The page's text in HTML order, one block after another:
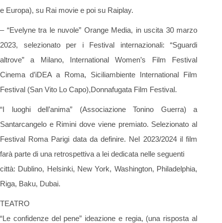
e Europa), su Rai movie e poi su Raiplay.
– “Evelyne tra le nuvole” Orange Media, in uscita 30 marzo
2023, selezionato per i Festival internazionali: “Sguardi
altrove” a Milano, International Women’s Film Festival
Cinema d’iDEA a Roma, Siciliambiente International Film
Festival (San Vito Lo Capo),Donnafugata Film Festival.
“I luoghi dell’anima” (Associazione Tonino Guerra) a
Santarcangelo e Rimini dove viene premiato. Selezionato al
Festival Roma Parigi data da definire. Nel 2023/2024 il film
farà parte di una retrospettiva a lei dedicata nelle seguenti
città: Dublino, Helsinki, New York, Washington, Philadelphia,
Riga, Baku, Dubai.
TEATRO
“Le confidenze del pene” ideazione e regia, (una risposta al